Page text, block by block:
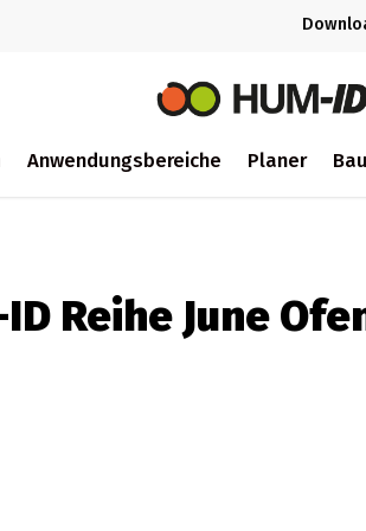
Anwendungsbereiche Planer
Reihe June